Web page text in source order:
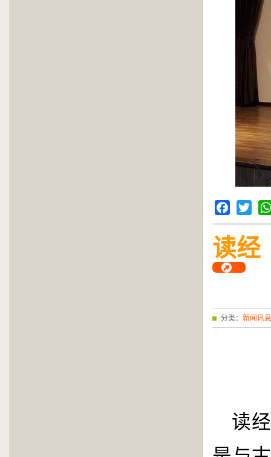
Facebook
Twitter
读经
分类： 新闻讯息
读